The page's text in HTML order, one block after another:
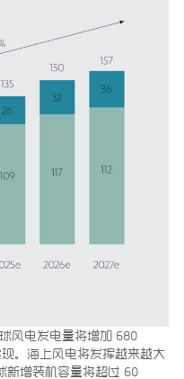
风电发电量将增加 680
。海上风电将发挥越来越大
新增装机容量将超过 60